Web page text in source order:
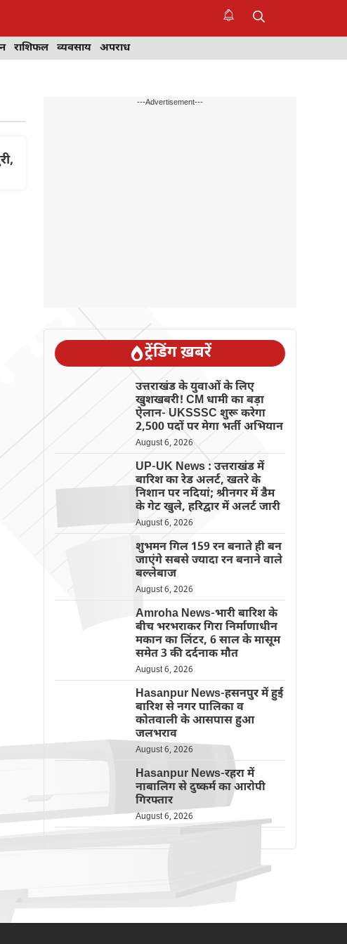
राशिफल व्यवसाय अपराध
---Advertisement---
ट्रेंडिंग ख़बरें
उत्तराखंड के युवाओं के लिए
खुशखबरी! CM धामी का बड़ा
ऐलान- UKSSSC शुरू करेगा
2,500 पदों पर मेगा भर्ती अभियान
August 6, 2026
UP-UK News : उत्तराखंड में
बारिश का रेड अलर्ट, खतरे के
निशान पर नदियां; श्रीनगर में डैम
के गेट खुले, हरिद्वार में अलर्ट जारी
August 6, 2026
शुभमन गिल 159 रन बनाते ही बन
जाएंगे सबसे ज्यादा रन बनाने वाले
बल्लेबाज
August 6, 2026
Amroha News-भारी बारिश के
बीच भरभराकर गिरा निर्माणाधीन
मकान का लिंटर, 6 साल के मासूम
समेत 3 की दर्दनाक मौत
August 6, 2026
Hasanpur News-हसनपुर में हुई
बारिश से नगर पालिका व
कोतवाली के आसपास हुआ
जलभराव
August 6, 2026
Hasanpur News-रहरा में
नाबालिग से दुष्कर्म का आरोपी
गिरफ्तार
August 6, 2026